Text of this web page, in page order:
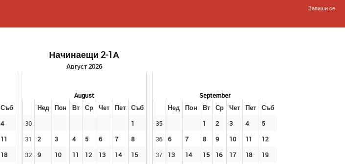
Запиши се
Начинаещи 2-1А
Август 2026
Съб
4
11
18
August
Нед
Пон Вт Ср Чет Пет
Съб
30
1
31
2 3 4 5 6 7
8
32
9 10 11 12 13 14
15
September
Нед
Пон Вт Ср Чет Пет
Съб
35
1 2 3 4
5
36
6 7 8 9 10 11
12
37
13 14 15 16 17 18
19